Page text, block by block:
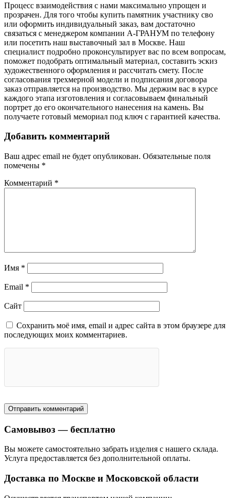
Процесс взаимодействия с нами максимально упрощен и
прозрачен. Для того чтобы купить памятник участнику сво
или оформить индивидуальный заказ, вам достаточно
связаться с менеджером компании А-ГРАНУМ по телефону
или посетить наш выставочный зал в Москве. Наш
специалист подробно проконсультирует вас по всем вопросам,
поможет подобрать оптимальный материал, составить эскиз
художественного оформления и рассчитать смету. После
согласования трехмерной модели и подписания договора
заказ отправляется на производство. Мы держим вас в курсе
каждого этапа изготовления и согласовываем финальный
портрет до его окончательного нанесения на камень. Вы
получаете готовый мемориал под ключ с гарантией качества.
Добавить комментарий
Ваш адрес email не будет опубликован. Обязательные поля
помечены *
Комментарий *
Имя *
Email *
Сайт
Сохранить моё имя, email и адрес сайта в этом браузере для
последующих моих комментариев.
Самовывоз — бесплатно
Вы можете самостоятельно забрать изделия с нашего склада.
Услуга предоставляется без дополнительной оплаты.
Доставка по Москве и Московской области